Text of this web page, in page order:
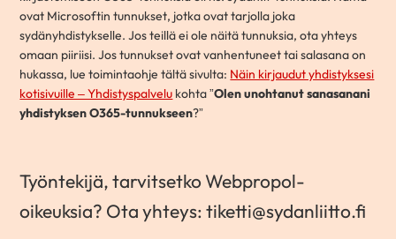
ovat Microsoftin tunnukset, jotka ovat tarjolla joka
sydänyhdistykselle. Jos teillä ei ole näitä tunnuksia, ota yhteys
omaan piiriisi. Jos tunnukset ovat vanhentuneet tai salasana on
hukassa, lue toimintaohje tältä sivulta: Näin kirjaudut yhdistyksesi
kotisivuille – Yhdistyspalvelu kohta ”Olen unohtanut sanasanani
yhdistyksen O365-tunnukseen?”
Työntekijä, tarvitsetko Webpropol-
oikeuksia? Ota yhteys: tiketti@sydanliitto.fi